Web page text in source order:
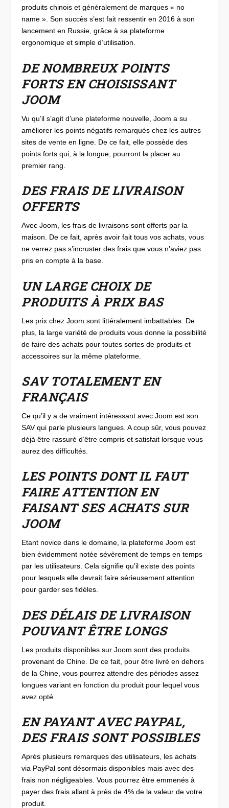
produits chinois et généralement de marques « no
name ». Son succès s’est fait ressentir en 2016 à son
lancement en Russie, grâce à sa plateforme
ergonomique et simple d’utilisation.
DE NOMBREUX POINTS
FORTS EN CHOISISSANT
JOOM
Vu qu’il s’agit d’une plateforme nouvelle, Joom a su
améliorer les points négatifs remarqués chez les autres
sites de vente en ligne. De ce fait, elle possède des
points forts qui, à la longue, pourront la placer au
premier rang.
DES FRAIS DE LIVRAISON
OFFERTS
Avec Joom, les frais de livraisons sont offerts par la
maison. De ce fait, après avoir fait tous vos achats, vous
ne verrez pas s’incruster des frais que vous n’aviez pas
pris en compte à la base.
UN LARGE CHOIX DE
PRODUITS À PRIX BAS
Les prix chez Joom sont littéralement imbattables. De
plus, la large variété de produits vous donne la possibilité
de faire des achats pour toutes sortes de produits et
accessoires sur la même plateforme.
SAV TOTALEMENT EN
FRANÇAIS
Ce qu’il y a de vraiment intéressant avec Joom est son
SAV qui parle plusieurs langues. A coup sûr, vous pouvez
déjà être rassuré d’être compris et satisfait lorsque vous
aurez des difficultés.
LES POINTS DONT IL FAUT
FAIRE ATTENTION EN
FAISANT SES ACHATS SUR
JOOM
Etant novice dans le domaine, la plateforme Joom est
bien évidemment notée sévèrement de temps en temps
par les utilisateurs. Cela signifie qu’il existe des points
pour lesquels elle devrait faire sérieusement attention
pour garder ses fidèles.
DES DÉLAIS DE LIVRAISON
POUVANT ÊTRE LONGS
Les produits disponibles sur Joom sont des produits
provenant de Chine. De ce fait, pour être livré en dehors
de la Chine, vous pourrez attendre des périodes assez
longues variant en fonction du produit pour lequel vous
avez opté.
EN PAYANT AVEC PAYPAL,
DES FRAIS SONT POSSIBLES
Après plusieurs remarques des utilisateurs, les achats
via PayPal sont désormais disponibles mais avec des
frais non négligeables. Vous pourrez être emmenés à
payer des frais allant à près de 4% de la valeur de votre
produit.